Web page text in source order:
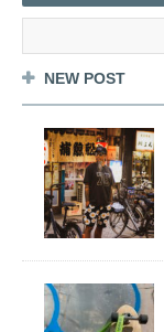
NEW POST